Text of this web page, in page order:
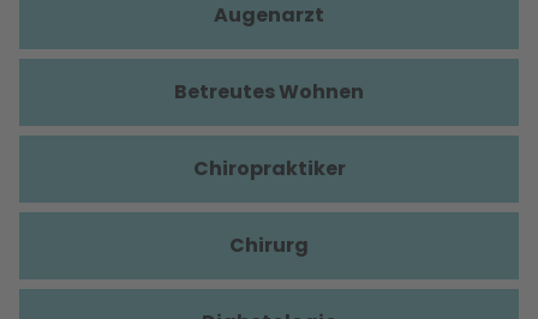
Augenarzt
Betreutes Wohnen
Chiropraktiker
Chirurg